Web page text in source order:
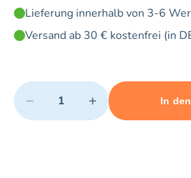
Lieferung innerhalb von 3-6
Versand ab 30 € kostenfrei (in
Quantity
− +
Minimum quantity: 1 Maximum
In
Add 1 item to cart